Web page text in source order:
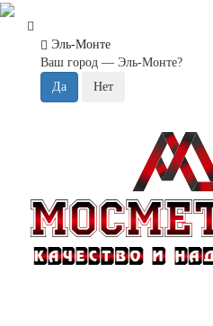
Эль-Монте
Ваш город — Эль-Монте?